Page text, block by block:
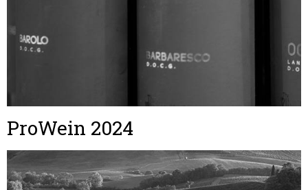
ProWein 2024